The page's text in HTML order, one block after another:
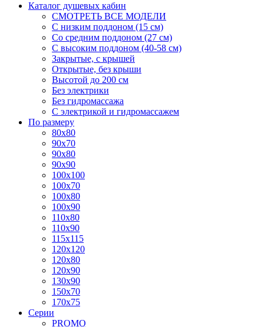
Каталог душевых кабин
СМОТРЕТЬ ВСЕ МОДЕЛИ
С низким поддоном (15 см)
Со средним поддоном (27 см)
С высоким поддоном (40-58 см)
Закрытые, с крышей
Открытые, без крыши
Высотой до 200 см
Без электрики
Без гидромассажа
С электрикой и гидромассажем
По размеру
80x80
90x70
90x80
90x90
100x100
100x70
100x80
100x90
110x80
110x90
115x115
120x120
120x80
120x90
130x90
150x70
170x75
Серии
PROMO